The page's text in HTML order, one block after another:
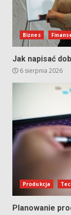
Biznes
Jak napisać
6 sierpnia 2026
Produkcja
Planowanie